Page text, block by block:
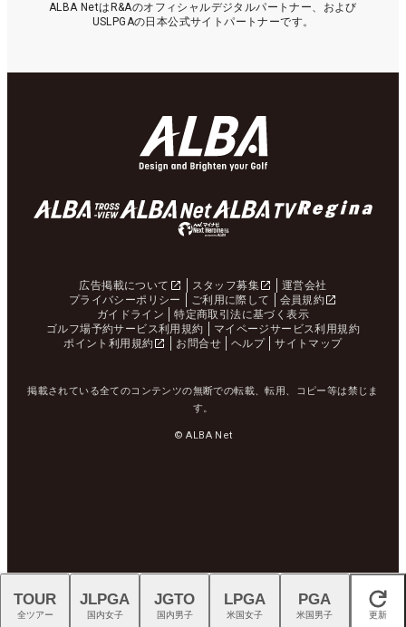
ALBA NetはR&Aのオフィシャルデジタルパートナー、および
USLPGAの日本公式サイトパートナーです。
広告掲載について スタッフ募集
運営会社
プライバシーポリシー
ご利用に際して
会員規約
ガイドライン
特定商取引法に基づく表示
ゴルフ場予約サービス利用規約
マイページサービス利用規約
ポイント利用規約
お問合せ ヘルプ サイトマップ
掲載されている全てのコンテンツの無断での転載、転用、コピー等は禁じま
す。
© ALBA Net
閉じる
TOUR
全ツアー
JLPGA
国内女子
JGTO
国内男子
LPGA
米国女子
PGA
米国男子 更新